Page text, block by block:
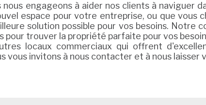
nous engageons à aider nos clients à naviguer
espace pour votre entreprise, ou que vous
solution possible pour vos besoins. Notre
pour trouver la propriété parfaite pour vos
locaux commerciaux qui offrent
vous invitons à nous contacter et à nous